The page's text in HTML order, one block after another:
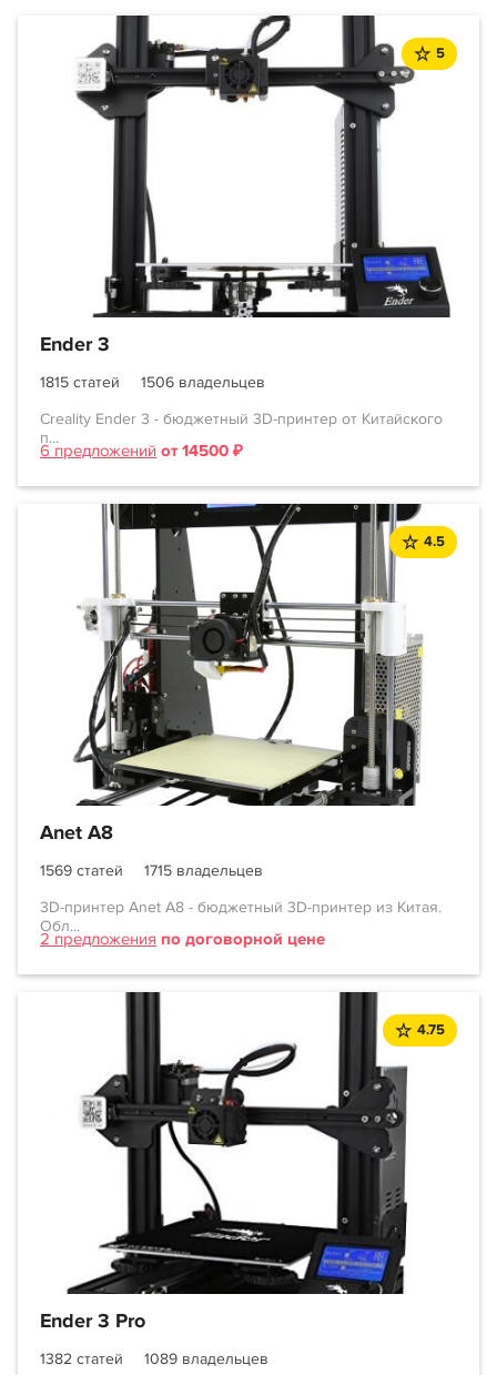
5
Ender 3
1815 статей
1506 владельцев
Creality Ender 3 - бюджетный 3D-принтер от Китайского
п...
6 предложений от 14500 ₽
4.5
Anet A8
1569 статей
1715 владельцев
3D-принтер Anet A8 - бюджетный 3D-принтер из Китая.
Обл...
2 предложения по договорной цене
4.75
Ender 3 Pro
1382 статей 1089 владельцев